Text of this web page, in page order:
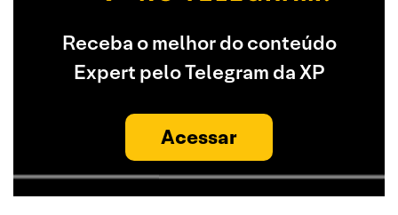
Receba o melhor do conteúdo
Expert pelo Telegram da XP
Acessar